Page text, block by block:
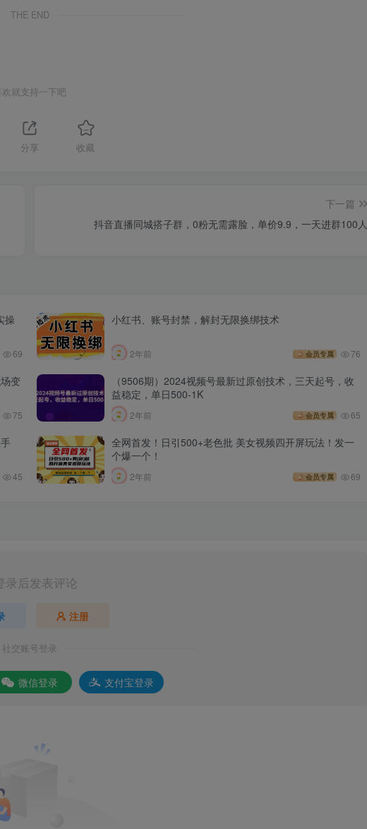
THE END
欢就支持一下吧
分享 收藏
下一篇
抖音直播同城搭子群，0粉无需露脸，单价9.9，一天进群100人
操
69
小红书、账号封禁，解封无限换绑技术
2年前 会员专属 76
变
75
（9506期）2024视频号最新过原创技术，三天起号，收
益稳定，单日500-1K
2年前 会员专属 65
45
全网首发！日引500+老色批 美女视频四开屏玩法！发一
个爆一个！
2年前 会员专属 69
录后发表评论
注册
社交账号登录
微信登录 支付宝登录